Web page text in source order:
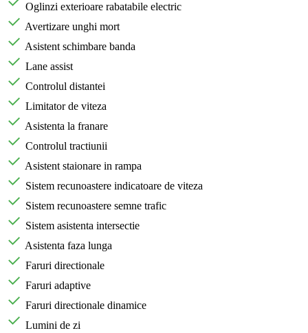
Oglinzi exterioare rabatabile electric
Avertizare unghi mort
Asistent schimbare banda
Lane assist
Controlul distantei
Limitator de viteza
Asistenta la franare
Controlul tractiunii
Asistent staionare in rampa
Sistem recunoastere indicatoare de viteza
Sistem recunoastere semne trafic
Sistem asistenta intersectie
Asistenta faza lunga
Faruri directionale
Faruri adaptive
Faruri directionale dinamice
Lumini de zi